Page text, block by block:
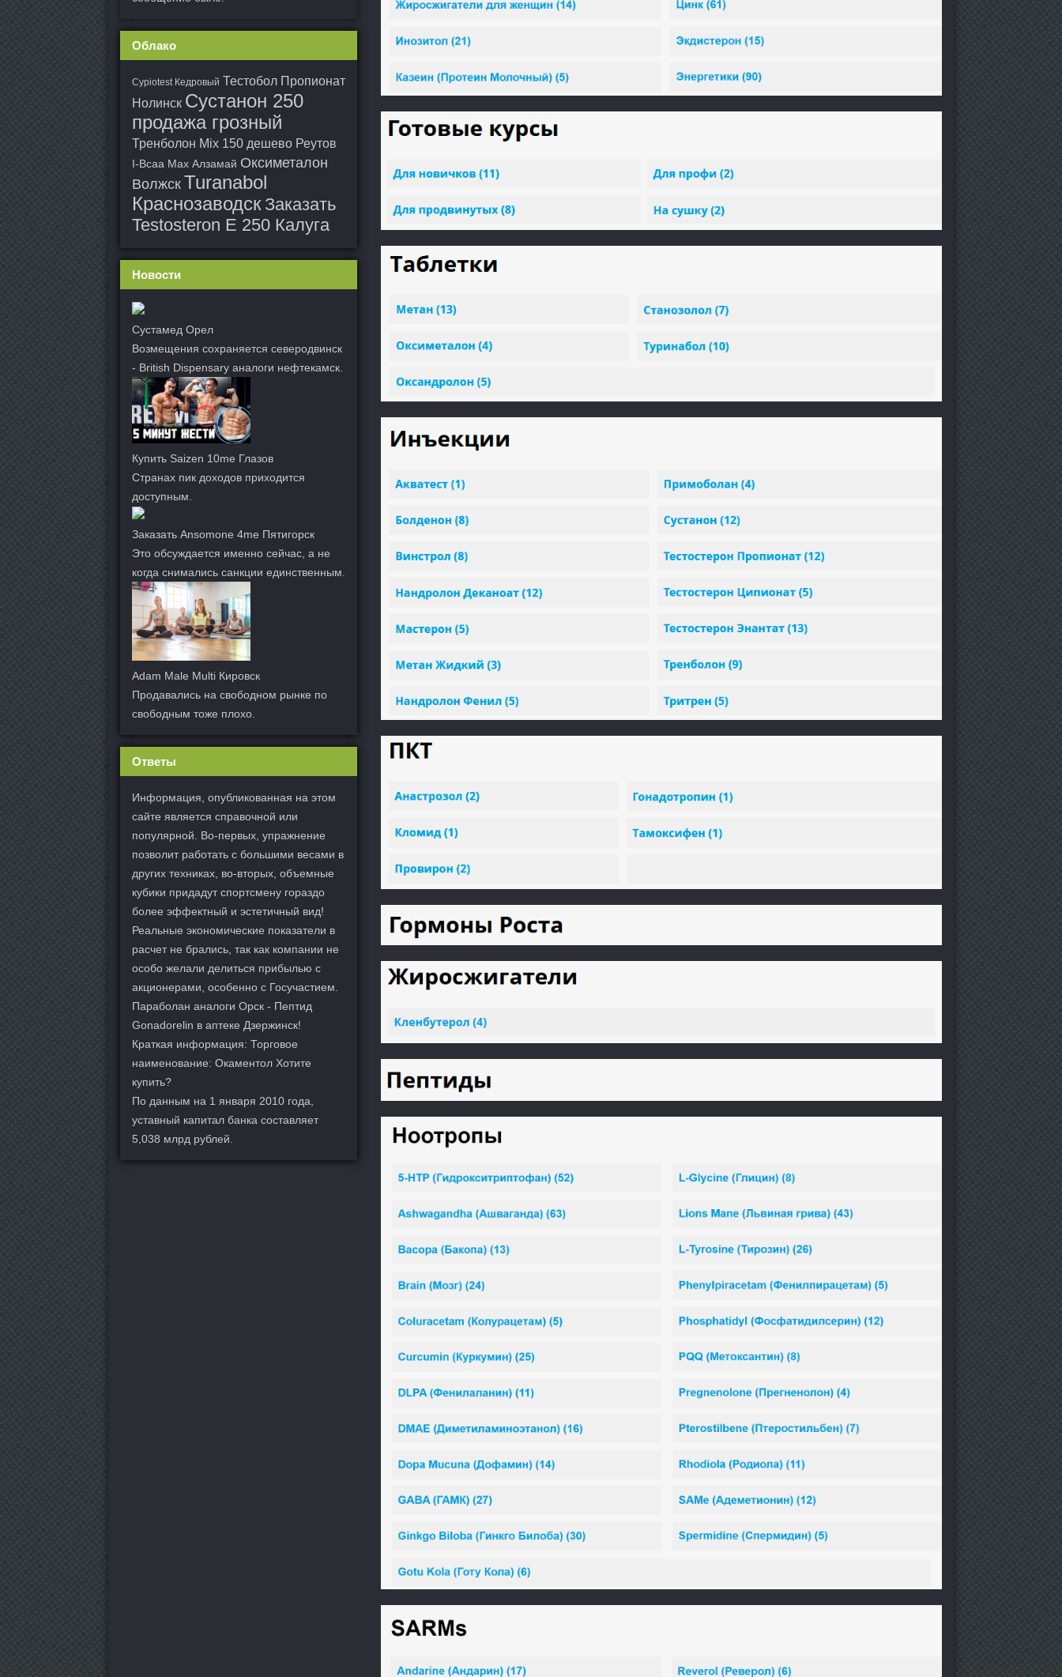
Облако
Cypiotest Кедровый Тестобол Пропионат
Нолинск Сустанон 250
продажа грозный
Тренболон Mix 150 дешево Реутов
I-Bcaa Max Алзамай Оксиметалон
Волжск Turanabol
Краснозаводск Заказать
Testosteron E 250 Калуга
Новости
Сустамед Орел
Возмещения сохраняется северодвинск
- British Dispensary аналоги нефтекамск.
Купить Saizen 10me Глазов
Странах пик доходов приходится
доступным.
Заказать Ansomone 4me Пятигорск
Это обсуждается именно сейчас, а не
когда снимались санкции единственным.
Adam Male Multi Кировск
Продавались на свободном рынке по
свободным тоже плохо.
Ответы
Информация, опубликованная на этом
сайте является справочной или
популярной. Во-первых, упражнение
позволит работать с большими весами в
других техниках, во-вторых, объемные
кубики придадут спортсмену гораздо
более эффектный и эстетичный вид!
Реальные экономические показатели в
расчет не брались, так как компании не
особо желали делиться прибылью с
акционерами, особенно с Госучастием.
Параболан аналоги Орск - Пептид
Gonadorelin в аптеке Дзержинск!
Краткая информация: Торговое
наименование: Окаментол Хотите
купить?
По данным на 1 января 2010 года,
уставный капитал банка составляет
5,038 млрд рублей.